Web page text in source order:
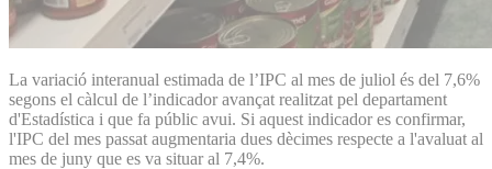
La variació interanual estimada de l’IPC al mes de juliol és del 7,6%
segons el càlcul de l’indicador avançat realitzat pel departament
d'Estadística i que fa públic avui. Si aquest indicador es confirmar,
l'IPC del mes passat augmentaria dues dècimes respecte a l'avaluat al
mes de juny que es va situar al 7,4%.